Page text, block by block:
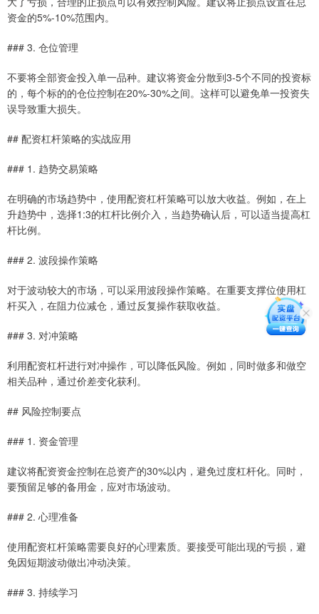
资金的5%-10%范围内。
### 3. 仓位管理
不要将全部资金投入单一品种。建议将资金分散到3-5个不同的投资标
的，每个标的的仓位控制在20%-30%之间。这样可以避免单一投资失
误导致重大损失。
## 配资杠杆策略的实战应用
### 1. 趋势交易策略
在明确的市场趋势中，使用配资杠杆策略可以放大收益。例如，在上
升趋势中，选择1:3的杠杆比例介入，当趋势确认后，可以适当提高杠
杆比例。
### 2. 波段操作策略
对于波动较大的市场，可以采用波段操作策略。在重要支撑位使用杠
杆买入，在阻力位减仓，通过反复操作获取收益。
### 3. 对冲策略
利用配资杠杆进行对冲操作，可以降低风险。例如，同时做多和做空
相关品种，通过价差变化获利。
## 风险控制要点
### 1. 资金管理
建议将配资资金控制在总资产的30%以内，避免过度杠杆化。同时，
要预留足够的备用金，应对市场波动。
### 2. 心理准备
使用配资杠杆策略需要良好的心理素质。要接受可能出现的亏损，避
免因短期波动做出冲动决策。
### 3. 持续学习